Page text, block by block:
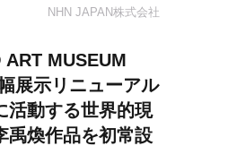
NHN JAPAN株式会社
ART MUSEUM
展示リニューアル
活動する世界的現
禹煥作品を初常設